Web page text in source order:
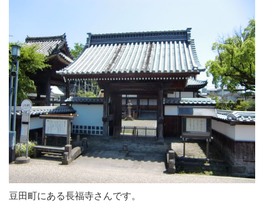
豆田町にある長福寺さんです。